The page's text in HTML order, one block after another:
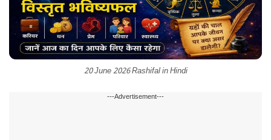
20 June 2026 Rashifal in Hindi
---Advertisement---